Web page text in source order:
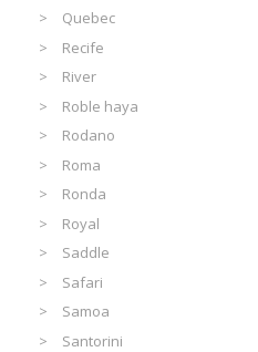
Quebec
Recife
River
Roble haya
Rodano
Roma
Ronda
Royal
Saddle
Safari
Samoa
Santorini